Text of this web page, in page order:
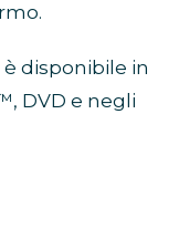
è disponibile in
DVD e negli